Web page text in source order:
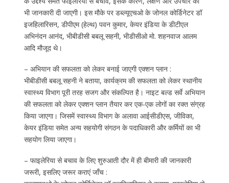
भी जानकारी दी जाएगी। इस मौके पर डब्ल्यूएचओ के जोनल कोर्डिनेटर डॉ
इजहिलारिसन, डीपीएम (हेल्थ) पवन कुमार, केयर इंडिया के डीटीएल
अभिनंदन आनंद, भीबीडीसी बबलू सहनी, भीडीसीओ मो. शहनवाज आलम
आदि मौजूद थे।
– अभियान की सफलता को लेकर बनाई जाएगी एक्शन प्लान :
भीबीडीसी बबलू सहनी ने बताया, कार्यक्रम की सफलता को लेकर स्थानीय
स्वास्थ्य विभाग पूरी तरह सजग और संकल्पित है। नाइट बल्ड सर्वे अभियान
की सफलता को लेकर एक्शन प्लान तैयार कर एक-एक लोगों का रक्त संग्रह
किया जाएगा। जिसमें स्वास्थ्य विभाग के अलावा आईसीडीएस, जीविका,
केयर इंडिया समेत अन्य सहयोगी संगठन के पदाधिकारी और कर्मियों का भी
सहयोग लिया जाएगा।
– फाइलेरिया से बचाव के लिए शुरुआती दौर में ही बीमारी की जानकारी
जरूरी, इसलिए जरूर कराएं जाँच :